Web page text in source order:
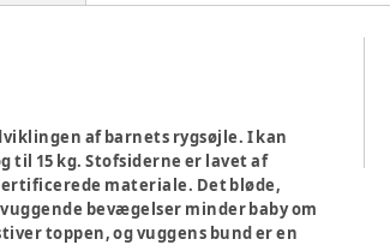
af barnets rygsøjle. I kan
til 15 kg. Stofsiderne er lavet af
materiale. Det bløde,
bevægelser minder baby om
toppen, og vuggens bund er en